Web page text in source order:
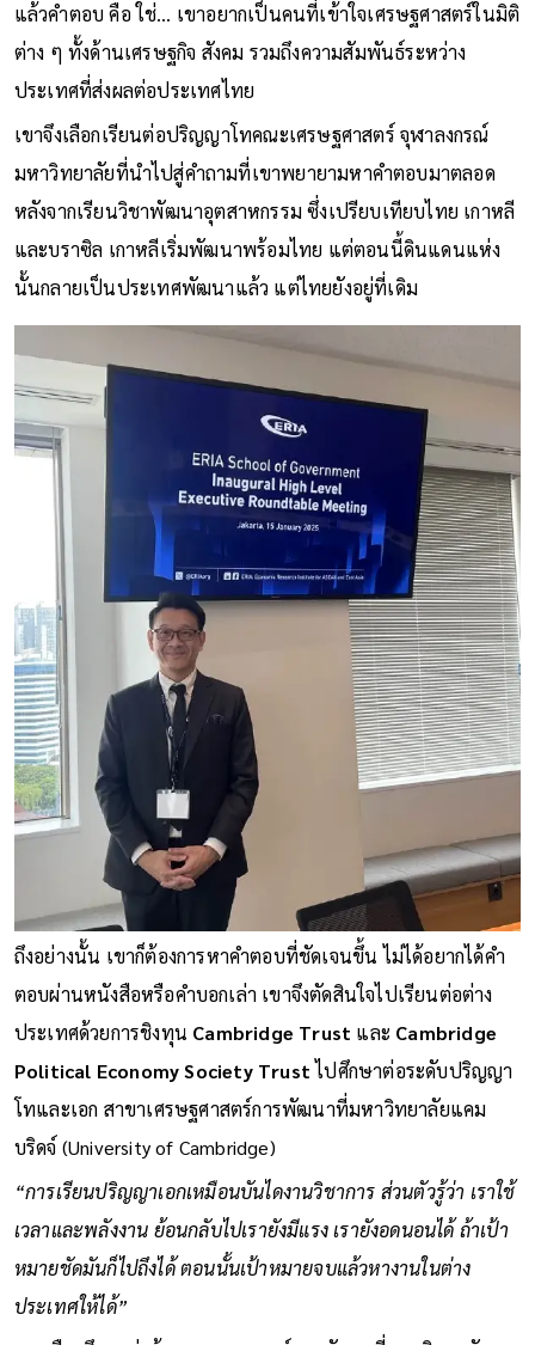
แล้วคำตอบ คือ ใช่… เขาอยากเป็นคนที่เข้าใจเศรษฐศาสตร์ในมิติ
ต่าง ๆ ทั้งด้านเศรษฐกิจ สังคม รวมถึงความสัมพันธ์ระหว่าง
ประเทศที่ส่งผลต่อประเทศไทย
เขาจึงเลือกเรียนต่อปริญญาโทคณะเศรษฐศาสตร์ จุฬาลงกรณ์
มหาวิทยาลัยที่นำไปสู่คำถามที่เขาพยายามหาคำตอบมาตลอด
หลังจากเรียนวิชาพัฒนาอุตสาหกรรม ซึ่งเปรียบเทียบไทย เกาหลี
และบราซิล เกาหลีเริ่มพัฒนาพร้อมไทย แต่ตอนนี้ดินแดนแห่ง
นั้นกลายเป็นประเทศพัฒนาแล้ว แต่ไทยยังอยู่ที่เดิม
ถึงอย่างนั้น เขาก็ต้องการหาคำตอบที่ชัดเจนขึ้น ไม่ได้อยากได้คำ
ตอบผ่านหนังสือหรือคำบอกเล่า เขาจึงตัดสินใจไปเรียนต่อต่าง
ประเทศด้วยการชิงทุน Cambridge Trust และ Cambridge
Political Economy Society Trustไปศึกษาต่อระดับปริญญา
โทและเอก สาขาเศรษฐศาสตร์การพัฒนาที่มหาวิทยาลัยแคม
บริดจ์ (University of Cambridge)
“การเรียนปริญญาเอกเหมือนบันไดงานวิชาการ ส่วนตัวรู้ว่า เราใช้
เวลาและพลังงาน ย้อนกลับไปเรายังมีแรง เรายังอดนอนได้ ถ้าเป้า
หมายชัดมันก็ไปถึงได้ ตอนนั้นเป้าหมายจบแล้วหางานในต่าง
ประเทศให้ได้”